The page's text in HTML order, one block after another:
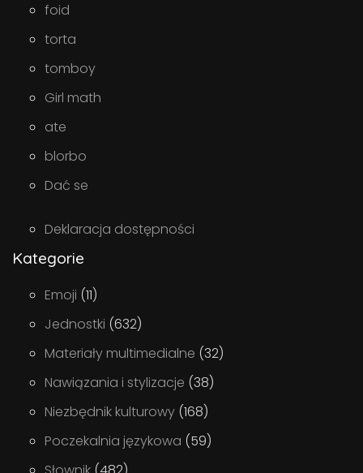
foid
torta
tomboy
Girl math
ate
blorbo
Dać se
Deklaracja dostępności
Kategorie
Emoji (11)
Jednostki (632)
Materiały multimedialne (32)
Nawiązania i stylizacje (38)
Niezbędnik kulturowy (168)
Poczekalnia językowa (59)